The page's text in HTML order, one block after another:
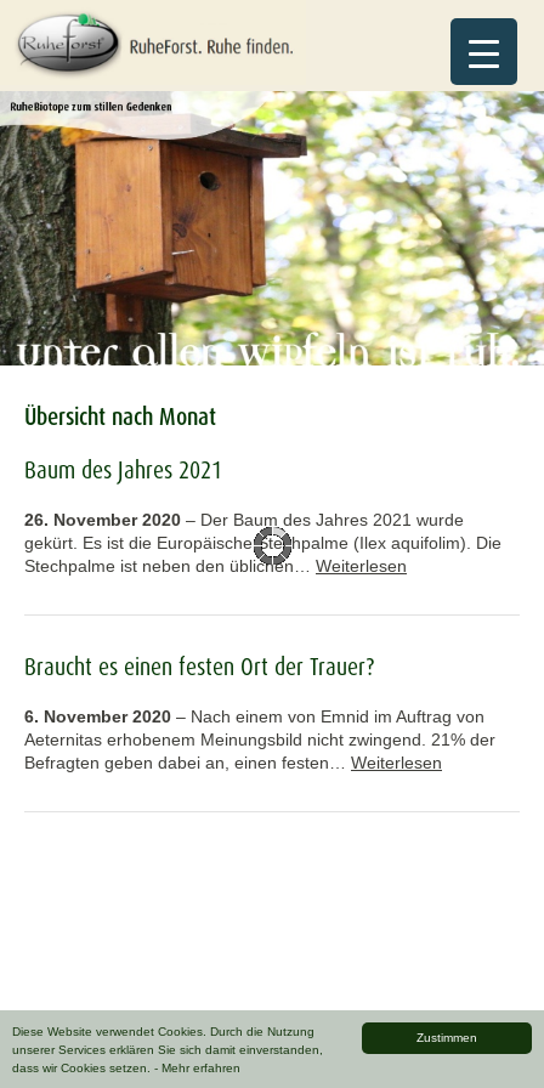
Zustimmen
Diese Website verwendet Cookies. Durch die Nutzung
unserer Services erklären Sie sich damit einverstanden,
dass wir Cookies setzen. - Mehr erfahren
Übersicht nach Monat
Baum des Jahres 2021
26. November 2020 – Der Baum des Jahres 2021 wurde
gekürt. Es ist die Europäische Stechpalme (Ilex aquifolim). Die
Stechpalme ist neben den üblichen… Weiterlesen
Braucht es einen festen Ort der Trauer?
6. November 2020 – Nach einem von Emnid im Auftrag von
Aeternitas erhobenem Meinungsbild nicht zwingend. 21% der
Befragten geben dabei an, einen festen… Weiterlesen